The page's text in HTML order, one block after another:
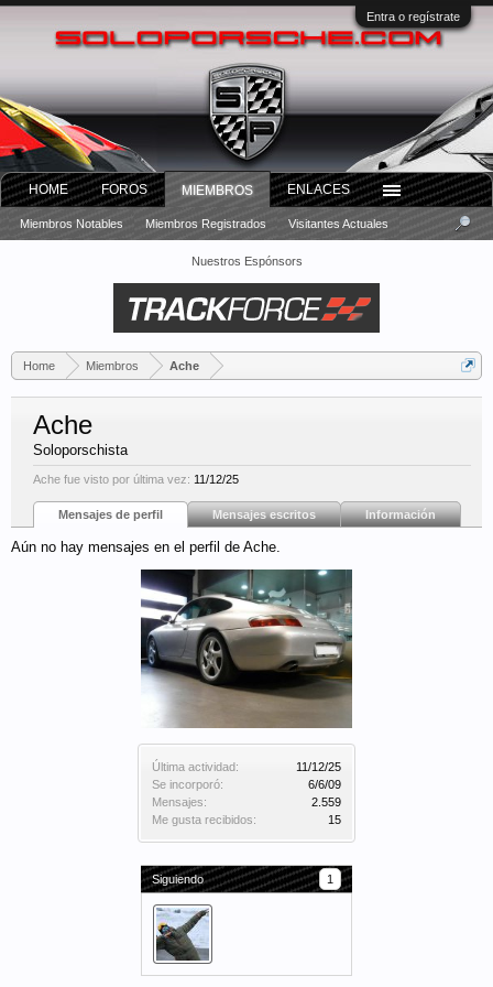
Entra o regístrate
Nuestros Espónsors
Home Miembros Ache
Última actividad:
11/12/25
Se incorporó:
6/6/09
Mensajes:
2.559
Me gusta recibidos:
15
Siguiendo 1
Ache
Soloporschista
Ache fue visto por última vez: 11/12/25
Mensajes de perfil Mensajes escritos Información
Aún no hay mensajes en el perfil de Ache.
HOME FOROS MIEMBROS
Miembros Notables Miembros Registrados Visitantes Actuales
ENLACES